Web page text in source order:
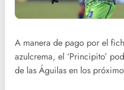
A manera de pago por el
azulcrema, el ‘Principito’
de las Águilas en los